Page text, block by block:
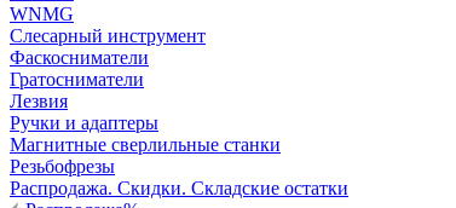
WNMG
Слесарный инструмент
Фаскосниматели
Гратосниматели
Лезвия
Ручки и адаптеры
Магнитные сверлильные станки
Резьбофрезы
Распродажа. Скидки. Складские остатки